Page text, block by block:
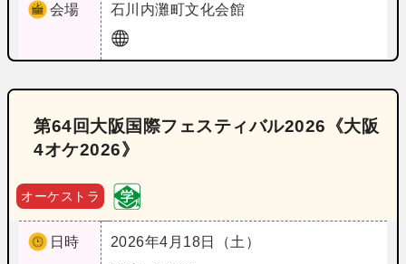
会場 石川 内灘町文化会館
第64回大阪国際フェスティバル2026《大阪
4オケ2026》
オーケストラ
日時
2026年4月18日（土）